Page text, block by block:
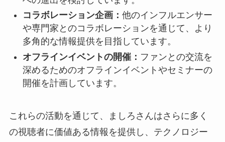
コラボレーション企画： 他のインフルエンサー
や専門家とのコラボレーションを通じて、より
多角的な情報提供を目指しています。
オフラインイベントの開催： ファンとの交流を
深めるためのオフラインイベントやセミナーの
開催を計画しています。
これらの活動を通じて、ましろさんはさらに多く
の視聴者に価値ある情報を提供し、テクノロジー